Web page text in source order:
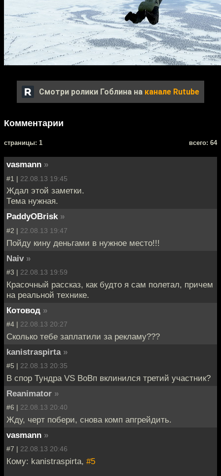
Смотри ролики Гоблина на канале Rutube
Комментарии
cтраницы: 1 всего: 64
vasmann »
#1 | 22.08.13 19:45
Ждал этой заметки.
Тема нужная.
PaddyOBrisk »
#2 | 22.08.13 19:47
Пойду кину деньгами в нужное место!!!
Naiv »
#3 | 22.08.13 19:59
Красочный рассказ, как будто я сам полетал, причем
на реальной технике.
Котовод »
#4 | 22.08.13 20:27
Сколько тебе заплатили за рекламу???
kanistraspirta »
#5 | 22.08.13 20:35
В спор Тундра VS ВоВп вклинился третий участник?
Reanimator »
#6 | 22.08.13 20:40
Жду, черт побери, снова комп апгрейдить.
vasmann »
#7 | 22.08.13 20:46
Кому: kanistraspirta, #5